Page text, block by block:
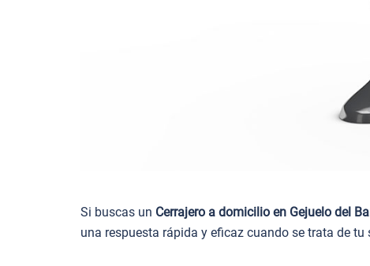
Si buscas un Cerrajero a domicilio en Gejuelo del
una respuesta rápida y eficaz cuando se trata de tu